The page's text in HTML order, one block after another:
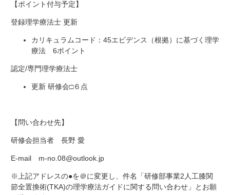
【ポイント付与予定】
登録理学療法士 更新
カリキュラムコード：45エビデンス（根拠）に基づく理学
療法 6ポイント
認定/専門理学療法士
更新 研修会□６点
【問い合わせ先】
研修会担当者 長野 愛
E-mail m-no.08@outlook.jp
※上記アドレスの●を＠に変更し、件名「研修部事業2人工膝関
節全置換術(TKA)の理学療法ガイドに関する問い合わせ」とお願